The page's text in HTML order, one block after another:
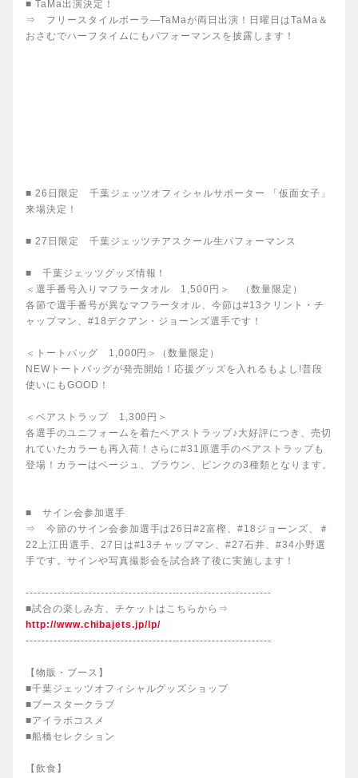
■ TaMa出演決定！
⇒ フリースタイルボーラ―TaMaが両日出演！日曜日はTaMa＆
おさむでハーフタイムにもパフォーマンスを披露します！
■ 26日限定 千葉ジェッツオフィシャルサポーター 「仮面女子」
来場決定！
■ 27日限定 千葉ジェッツチアスクール生パフォーマンス
■ 千葉ジェッツグッズ情報！
＜選手番号入りマフラータオル 1,500円＞ （数量限定）
各節で選手番号が異なマフラータオル、今節は#13クリント・チ
ャップマン、#18デクアン・ジョーンズ選手です！
＜トートバッグ 1,000円＞（数量限定）
NEWトートバッグが発売開始！応援グッズを入れるもよし!普段
使いにもGOOD！
＜ベアストラップ 1,300円＞
各選手のユニフォームを着たベアストラップ♪大好評につき、売切
れていたカラーも再入荷！さらに#31原選手のベアストラップも
登場！カラーはベージュ、ブラウン、ピンクの3種類となります。
■ サイン会参加選手
⇒ 今節のサイン会参加選手は26日#2富樫、#18ジョーンズ、＃
22上江田選手、27日は#13チャップマン、#27石井、#34小野選
手です。サインや写真撮影会を試合終了後に実施します！
--------------------------------------------------------------
■試合の楽しみ方、チケットはこちらから⇒
http://www.chibajets.jp/lp/
--------------------------------------------------------------
【物販・ブース】
■千葉ジェッツオフィシャルグッズショップ
■ブースタークラブ
■アイラボコスメ
■船橋セレクション
【飲食】